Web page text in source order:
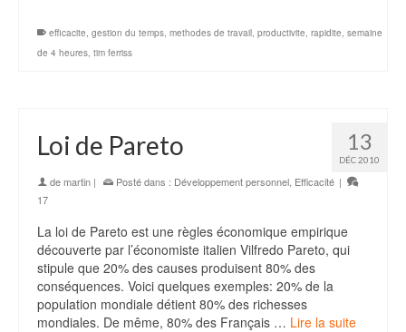
efficacite, gestion du temps, methodes de travail, productivite, rapidite, semaine
de 4 heures, tim ferriss
13
DÉC 2010
Loi de Pareto
demartin | Posté dans : Développement personnel Efficacité |
17
La loi de Pareto est une règles économique empirique
découverte par l’économiste italien Vilfredo Pareto, qui
stipule que 20% des causes produisent 80% des
conséquences. Voici quelques exemples: 20% de la
population mondiale détient 80% des richesses
mondiales. De même, 80% des Français … Lire la suite